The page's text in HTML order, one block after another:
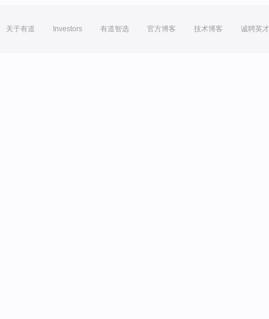
关于有道 Investors 有道智选 官方博客 技术博客 诚聘英才